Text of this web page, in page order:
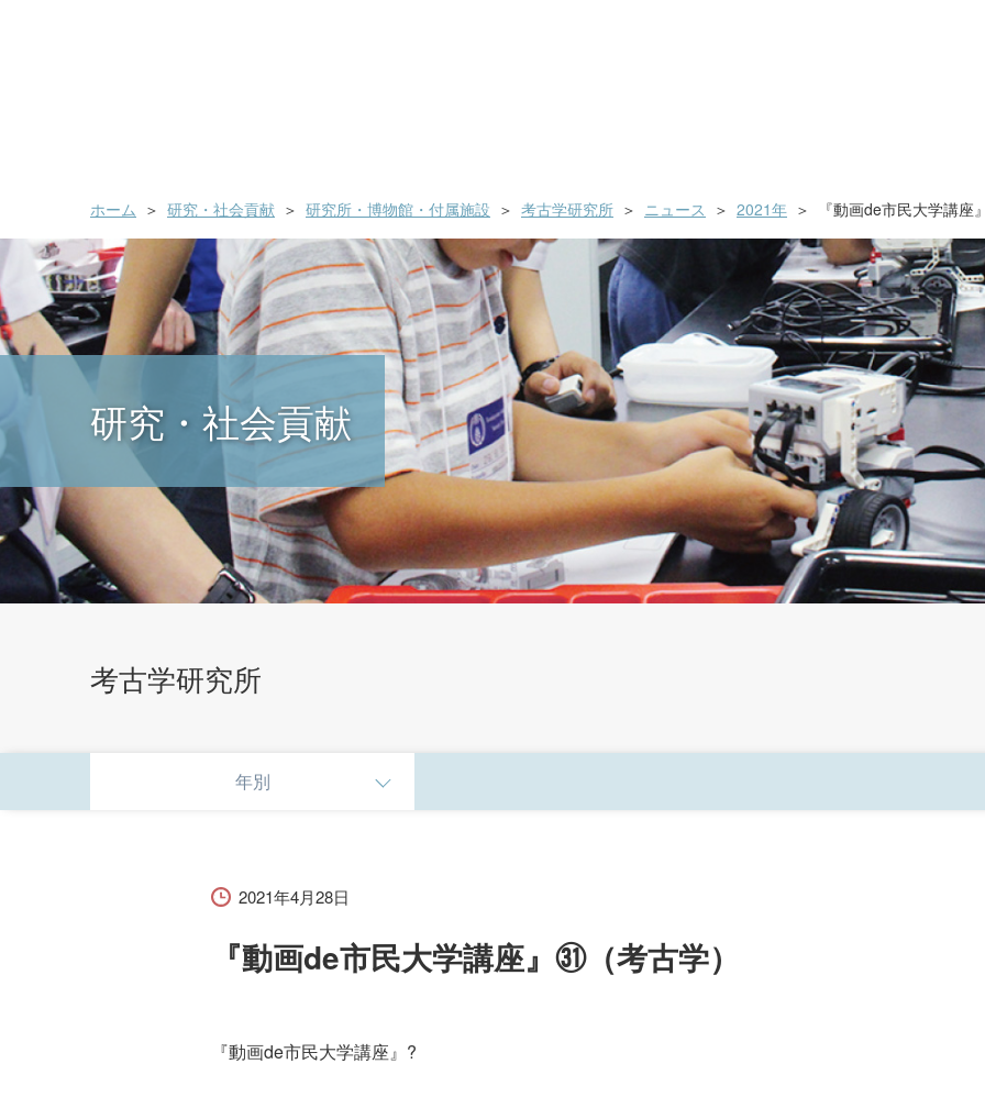
ホーム 研究・社会貢献 研究所・博物館・付属施設 考古学研究所 ニュース 2021年 『動画de市民大学講座
研究・社会貢献
考古学研究所
研究・社会貢献
科目等履修生・聴講生
子育て支援センター 研究所・博物館・附属施設
年別
2021年4月28日
『動画de市民大学講座』㉛（考古学）
『動画de市民大学講座』?